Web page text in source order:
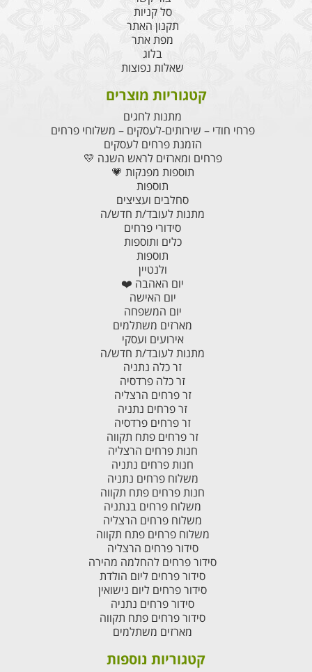
סל קניות
תקנון האתר
מפת אתר
בלוג
שאלות נפוצות
קטגוריות מוצרים
מתנות לחגים
פרחי חודי – שירותים-לעסקים – משלוחי פרחים
הזמנת פרחים לעסקים
פרחים ומארזים לראש השנה 💛
תוספות מפנקות 💗
תוספות
סחלבים ועציצים
מתנות לעובד/ת חדש/ה
סידורי פרחים
כלים ותוספות
תוספות
ולנטיין
יום האהבה ❤️
יום האישה
יום המשפחה
מארזים משתלמים
אירועים ועסקי
מתנות לעובד/ת חדש/ה
זר כלה נתניה
זר כלה פרדסיה
זר פרחים הרצליה
זר פרחים נתניה
זר פרחים פרדסיה
זר פרחים פתח תקווה
חנות פרחים הרצליה
חנות פרחים נתניה
משלוח פרחים נתניה
חנות פרחים פתח תקווה
משלוח פרחים בנתניה
משלוח פרחים הרצליה
משלוח פרחים פתח תקווה
סידור פרחים הרצליה
סידור פרחים להחלמה מהירה
סידור פרחים ליום הולדת
סידור פרחים ליום נישואין
סידור פרחים נתניה
סידור פרחים פתח תקווה
מארזים משתלמים
קטגוריות נוספות